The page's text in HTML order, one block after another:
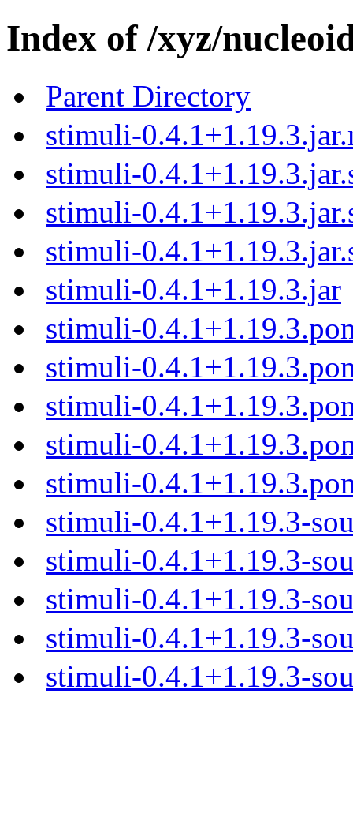
Index of /xyz/
Parent Directory
stimuli-
stimuli-
stimuli-
stimuli-
stimuli-0.4.1+1.19.3.jar
stimuli-
stimuli-
stimuli-
stimuli-
stimuli-
stimuli-0.4.1+1.19.3-
stimuli-0.4.1+1.19.3-
stimuli-0.4.1+1.19.3-
stimuli-0.4.1+1.19.3-
stimuli-0.4.1+1.19.3-